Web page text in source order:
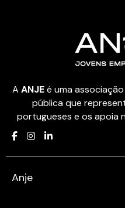
A ANJEé uma
pública que
portugueses e os apoia
Anje